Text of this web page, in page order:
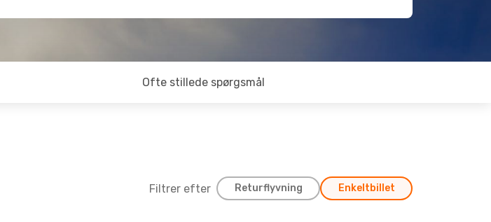
Ofte stillede spørgsmål
Filtrer efter Returflyvning Enkeltbillet